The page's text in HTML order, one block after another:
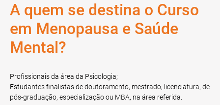
Conheça as diferentes fases do ciclo reprodutivo da mulher e as
trajetórias da menopausa. Este módulo oferece uma
contextualização estatística e evolutiva da menopausa,
desmistifica mitos e analisa como os serviços de saúde atuais
respondem às necessidades das mulheres neste momento.
2. Impactos da Menopausa na Saúde
A quem se destina o Curso
em Menopausa e Saúde
Mental?
Profissionais da área da Psicologia;
Estudantes finalistas de doutoramento, mestrado, licenciatura, de
pós-graduação, especialização ou MBA, na área referida.